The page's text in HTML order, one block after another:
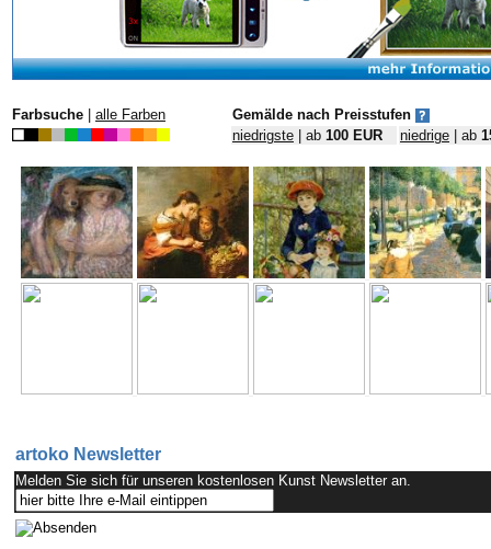
Farbsuche alle Farben
Gemälde nach Preisstufen
niedrigste | ab 100 EUR niedrige | ab
artoko Newsletter
Melden Sie sich für unseren kostenlosen Kunst Newsletter an.